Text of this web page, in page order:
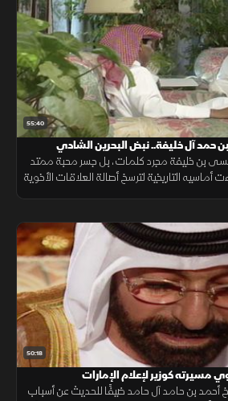
55:40
حمد آل خليفة.. نبض البحرين الشادي
بن خليفة مجرد كلمات، بل جسر محبة ممتد
أماسيه التاريخية لترسخ أصالة العلاقات الأخوية
50:18
مسيرته كوزير لإعلام الإمارات
أحمد بن حامد آل حامد ضيفًا للحديث عن أسباب